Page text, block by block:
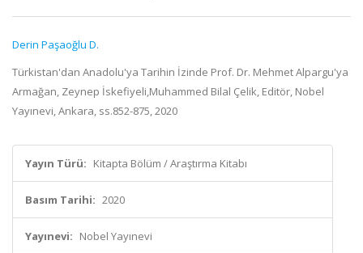
Derin Paşaoğlu D.
Türkistan'dan Anadolu'ya Tarihin İzinde Prof. Dr. Mehmet Alpargu'ya
Armağan, Zeynep İskefiyeli,Muhammed Bilal Çelik, Editör, Nobel
Yayınevi, Ankara, ss.852-875, 2020
Yayın Türü: Kitapta Bölüm / Araştırma Kitabı
Basım Tarihi: 2020
Yayınevi: Nobel Yayınevi